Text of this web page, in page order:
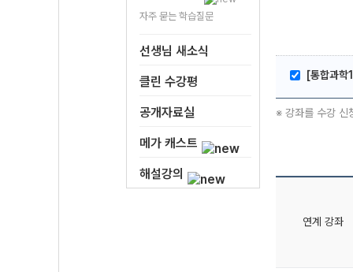
자주 묻는 학습질문
선생님 새소식
클린 수강평
공개자료실
메가 캐스트
해설강의
[통합과학
※ 강좌를 수강 신
연계 강좌